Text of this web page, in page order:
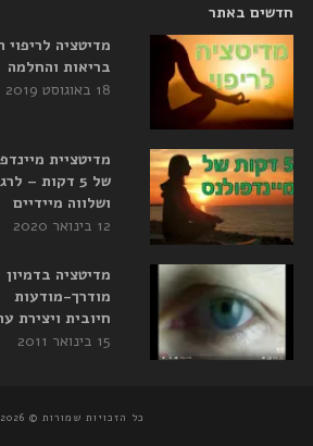
חדשים באתר
מדיטציה לריפוי
בריאות והחלמה
18 באוגוסט 2019
מדיטציית
של 5 דקות –
ושלווה מיידיים
12 בינואר 2020
מדיטציה בדמיון
מודרך-מודעות
חיובית ויצירת
15 בינואר 2011
כל הזכויות שמורות © 2026.